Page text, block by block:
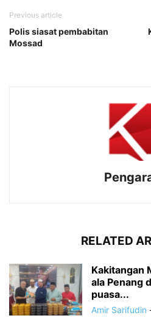
Previous article
Polis siasat pembabitan
Mossad
RELATED
Kakitangan
ala Penang
puasa...
Amir Sarifudin